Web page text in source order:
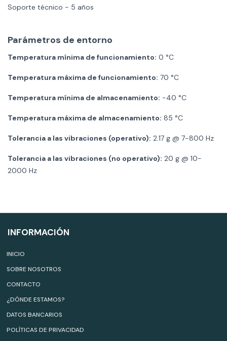
Soporte técnico - 5 años
Parámetros de entorno
Temperatura mínima de funcionamiento: 0 °C
Temperatura máxima de funcionamiento: 70 °C
Temperatura mínima de almacenamiento: -40 °C
Temperatura máxima de almacenamiento: 85 °C
Tolerancia a las vibraciones (operativo): 2.17 g @ 7-800 Hz
Tolerancia a las vibraciones (no operativo): 20 g @ 10-
2000 Hz
INFORMACIÓN
INICIO
SOBRE NOSOTROS
CONTACTO
¿DÓNDE ESTAMOS?
DATOS BANCARIOS
POLÍTICAS DE PRIVACIDAD